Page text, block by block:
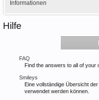
Informationen
Hilfe
FAQ
Find the answers to all of your
Smileys
Eine vollständige Übersicht
verwendet werden können.